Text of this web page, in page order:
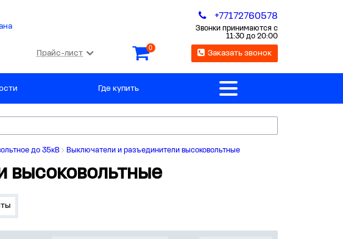
+77172760578
Звонки принимаются с
11:30 до 20:00
Прайс-лист
0
Заказать звонок
Где купить
до 35кВ Выключатели и разъединители высоковольтные
высоковольтные